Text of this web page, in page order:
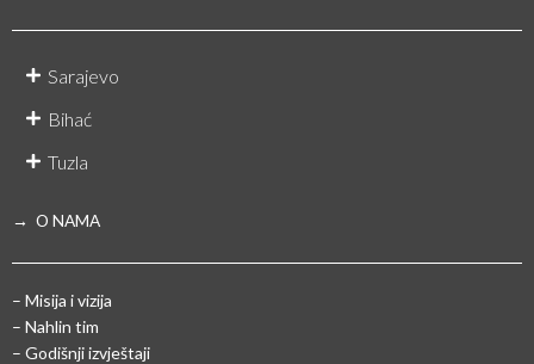
Sarajevo
Bihać
Tuzla
→ O NAMA
– Misija i vizija
– Nahlin tim
– Godišnji izvještaji